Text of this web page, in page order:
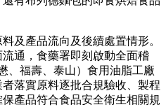
及產品流向及後續處置情形。
通，食藥署即刻啟動全面稽
、福壽、泰山）食用油脂工廠
落實原料逐批合規驗收、製程
產品符合食品安全衛生相關規